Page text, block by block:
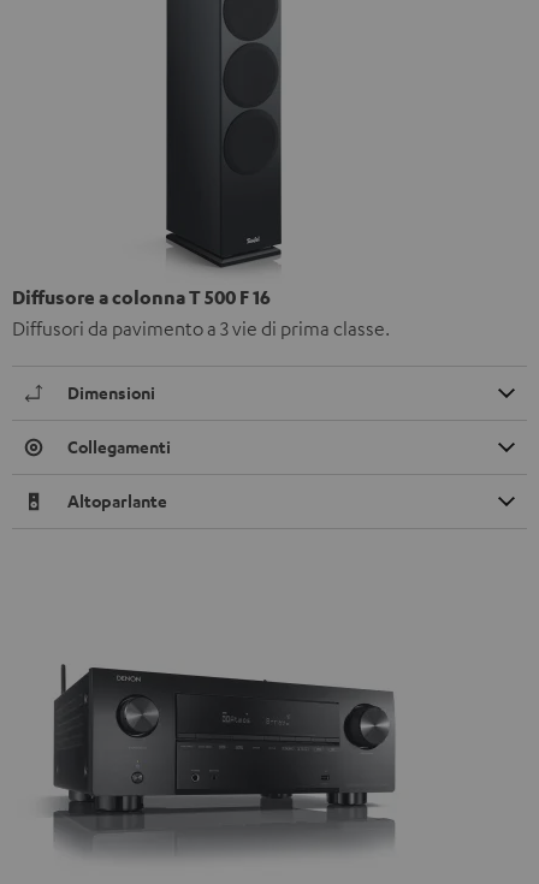
Diffusore a colonna T 500 F 16
Diffusori da pavimento a 3 vie di prima classe.
Dimensioni
Collegamenti
Altoparlante